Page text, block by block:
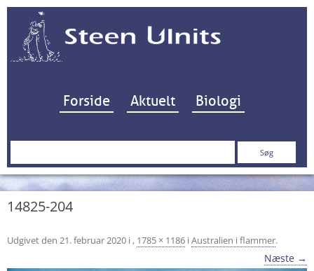
Hop til indhold
Forside Aktuelt Biologi
Søg
14825-204
Udgivet den 21. februar 2020 i , 1785 × 1186 iAustralien i flammer.
Næste →